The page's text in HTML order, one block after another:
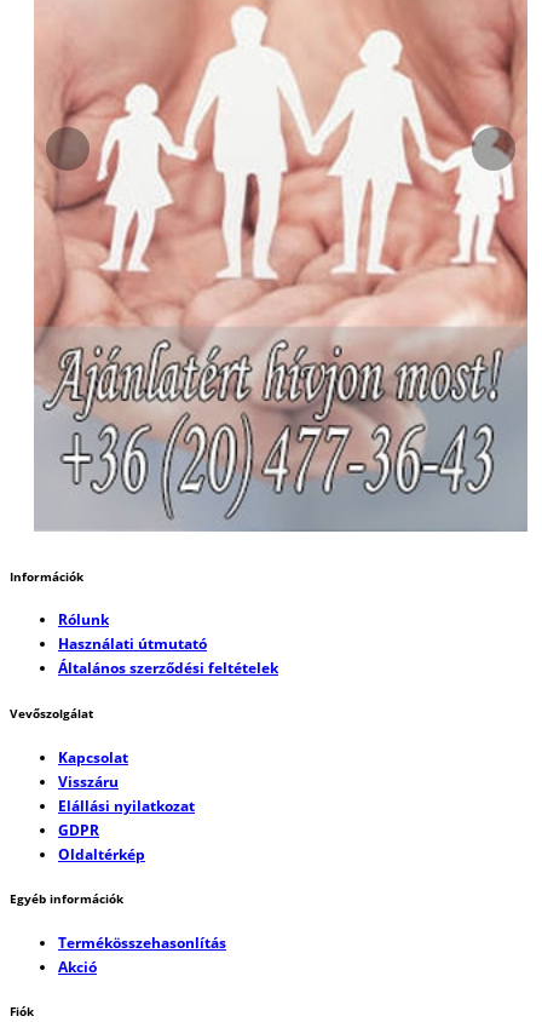
Információk
Rólunk
Használati útmutató
Általános szerződési feltételek
Vevőszolgálat
Kapcsolat
Visszáru
Elállási nyilatkozat
GDPR
Oldaltérkép
Egyéb információk
Termékösszehasonlítás
Akció
Fiók